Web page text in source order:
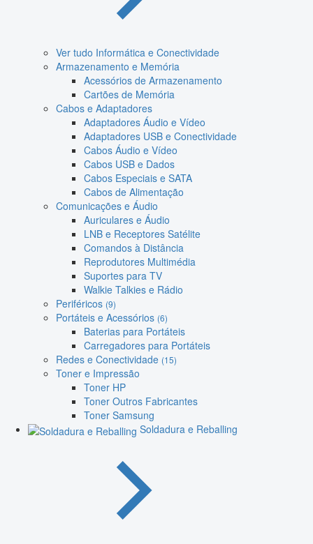
Ver tudo Informática e Conectividade
Armazenamento e Memória
Acessórios de Armazenamento
Cartões de Memória
Cabos e Adaptadores
Adaptadores Áudio e Vídeo
Adaptadores USB e Conectividade
Cabos Áudio e Vídeo
Cabos USB e Dados
Cabos Especiais e SATA
Cabos de Alimentação
Comunicações e Áudio
Auriculares e Áudio
LNB e Receptores Satélite
Comandos à Distância
Reprodutores Multimédia
Suportes para TV
Walkie Talkies e Rádio
Periféricos (9)
Portáteis e Acessórios (6)
Baterias para Portáteis
Carregadores para Portáteis
Redes e Conectividade (15)
Toner e Impressão
Toner HP
Toner Outros Fabricantes
Toner Samsung
Soldadura e Reballing